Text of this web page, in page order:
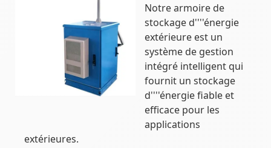
Notre armoire de
stockage d''''énergie
extérieure est un
système de gestion
intégré intelligent qui
fournit un stockage
d''''énergie fiable et
efficace pour les
applications
extérieures.